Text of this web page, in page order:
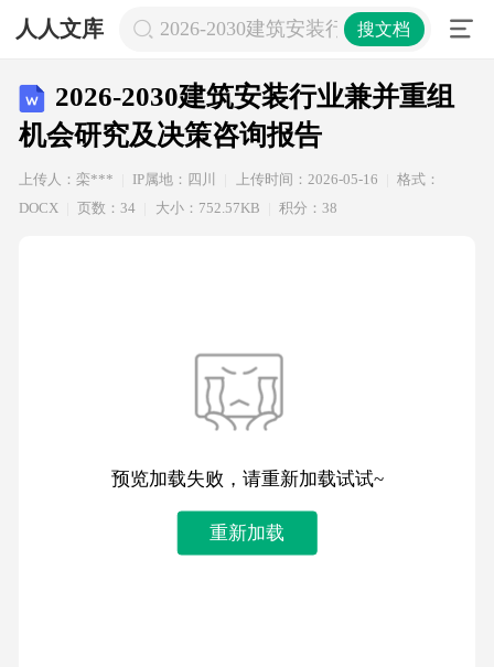
人人文库 2026-2030建筑安装行业兼并重组机
搜文档
2026-2030建筑安装行业兼并重组
机会研究及决策咨询报告
上传人：栾*** IP属地：四川 上传时间：2026-05-16
格式：
DOCX
页数：34 大小：752.57KB 积分：38
预览加载失败，请重新加载试试~
重新加载